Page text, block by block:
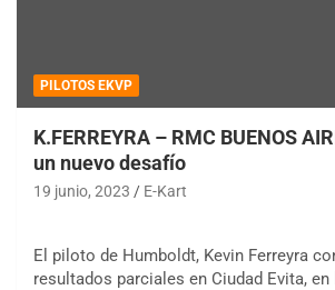
PILOTOS EKVP
K.FERREYRA – RMC BUENOS
un nuevo desafío
19 junio, 2023 E-Kart
El piloto de Humboldt, Kevin Ferreyra
resultados parciales en Ciudad Evita,